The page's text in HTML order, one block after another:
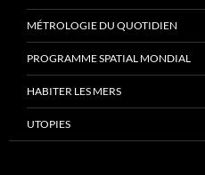
MÉTROLOGIE DU QUOTIDIEN
PROGRAMME SPATIAL MONDIAL
HABITER LES MERS
UTOPIES